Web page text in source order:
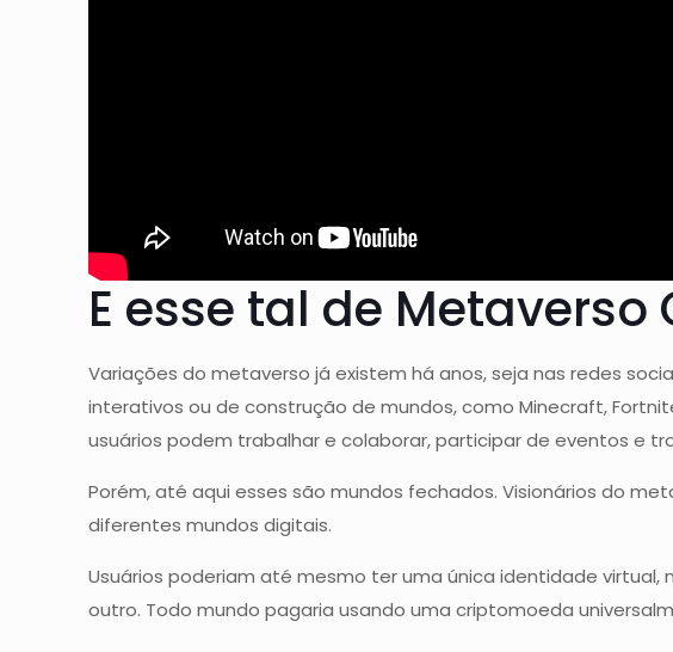
E esse tal de
Variações do metaverso já existem há anos, seja nas redes
interativos ou de construção de mundos, como Minecraft,
usuários podem trabalhar e colaborar, participar de eventos e
Porém, até aqui esses são mundos fechados. Visionários do
diferentes mundos digitais.
Usuários poderiam até mesmo ter uma única identidade
outro. Todo mundo pagaria usando uma criptomoeda